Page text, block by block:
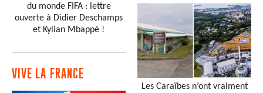
du monde FIFA : lettre
ouverte à Didier Deschamps
et Kylian Mbappé !
VIVE LA FRANCE
Les Caraïbes n’ont vraiment